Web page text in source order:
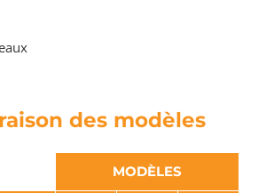
des modèles
MODÈLES